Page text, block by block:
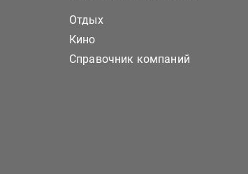
Отдых
Кино
Справочник компаний